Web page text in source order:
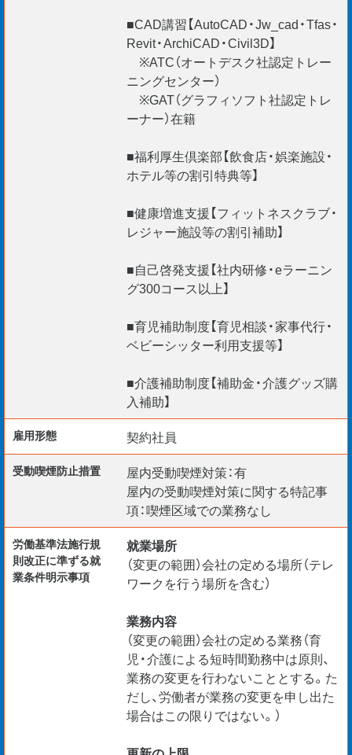
■CAD講習【AutoCAD・Jw_cad・Tfas・
Revit・ArchiCAD・Civil3D】
※ATC（オートデスク社認定トレー
ニングセンター）
※GAT（グラフィソフト社認定トレ
ーナー）在籍
■福利厚生倶楽部【飲食店・娯楽施設・
ホテル等の割引特典等】
■健康増進支援【フィットネスクラブ・
レジャー施設等の割引補助】
■自己啓発支援【社内研修・eラーニン
グ300コース以上】
■育児補助制度【育児相談・家事代行・
ベビーシッター利用支援等】
■介護補助制度【補助金・介護グッズ購
入補助】
雇用形態 契約社員
受動喫煙防⽌措置
屋内受動喫煙対策：有
屋内の受動喫煙対策に関する特記事
項：喫煙区域での業務なし
労働基準法施行規
則改正に準ずる就
業条件明示事項
就業場所
（変更の範囲）会社の定める場所（テレ
ワークを行う場所を含む）
業務内容
（変更の範囲）会社の定める業務（育
児・介護による短時間勤務中は原則、
業務の変更を行わないこととする。た
だし、労働者が業務の変更を申し出た
場合はこの限りではない。）